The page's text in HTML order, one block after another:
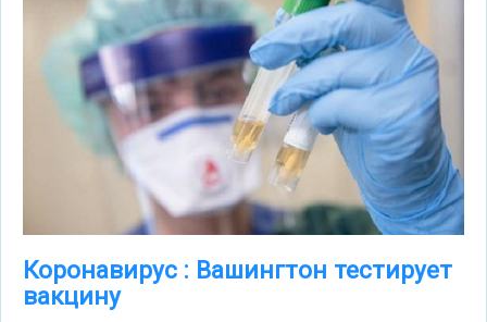
Коронавирус : Вашингтон тестирует
вакцину